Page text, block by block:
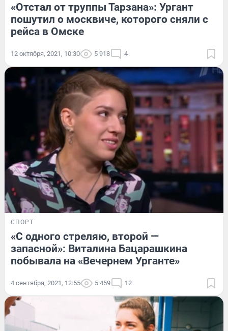
«Отстал от труппы Тарзана»: Ургант
пошутил о москвиче, которого сняли с
рейса в Омске
12 октября, 2021, 10:30 5 918 4
СПОРТ
«С одного стреляю, второй —
запасной»: Виталина Бацарашкина
побывала на «Вечернем Урганте»
4 сентября, 2021, 12:55 5 459 12